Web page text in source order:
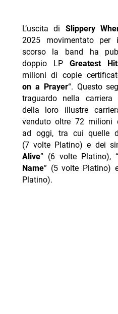
L’uscita di Slippery
2025 movimentato per
scorso la band ha
doppio LPGreatest
milioni di copie
on a Prayer“. Questo
traguardo nella
della loro illustre
venduto oltre 72 milioni
ad oggi, tra cui quelle
(7 volte Platino) e dei
Alive” (6 volte Platino), “
Name” (5 volte Platino)
Platino).